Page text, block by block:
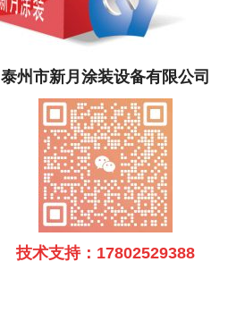
泰州市新月涂装设备有限公司
技术支持：17802529388